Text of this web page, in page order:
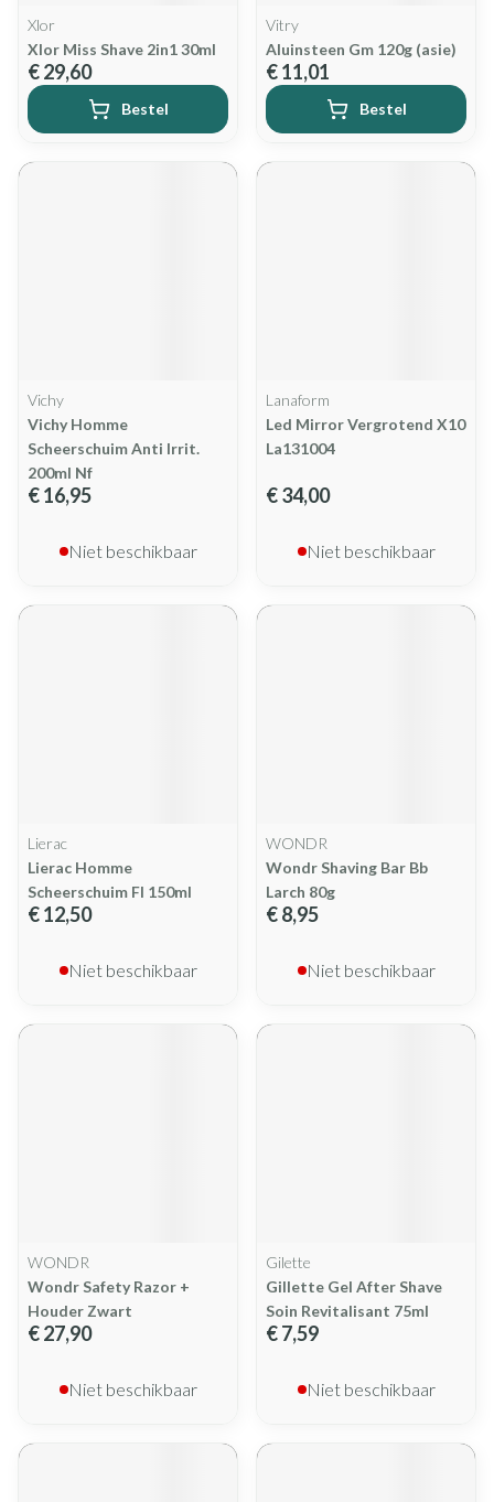
Xlor
Xlor Miss Shave 2in1 30ml
€ 29,60
Bestel
Vitry
Aluinsteen Gm 120g (asie)
€ 11,01
Bestel
Vichy
Vichy Homme
Scheerschuim Anti Irrit.
200ml Nf
€ 16,95
Niet beschikbaar
Lanaform
Led Mirror Vergrotend X10
La131004
€ 34,00
Niet beschikbaar
Lierac
Lierac Homme
Scheerschuim Fl 150ml
€ 12,50
Niet beschikbaar
WONDR
Wondr Shaving Bar Bb
Larch 80g
€ 8,95
Niet beschikbaar
WONDR
Wondr Safety Razor +
Houder Zwart
€ 27,90
Niet beschikbaar
Gilette
Gillette Gel After Shave
Soin Revitalisant 75ml
€ 7,59
Niet beschikbaar